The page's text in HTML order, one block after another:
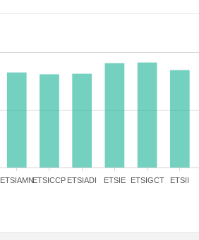
ETSIAMNETSICCP ETSIADI ETSIE ETSIGCT ETSII